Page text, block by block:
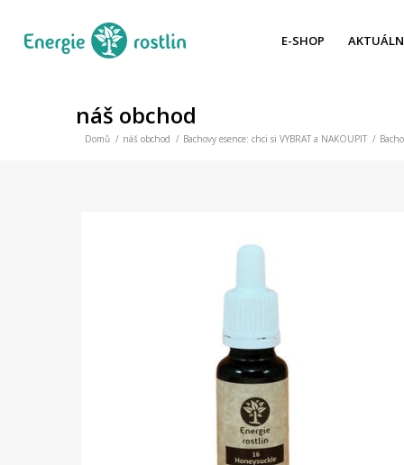
E-SHOP
náš obchod
Domů / náš obchod / Bachovy esence: chci si VYBRAT a NAKOUPIT /